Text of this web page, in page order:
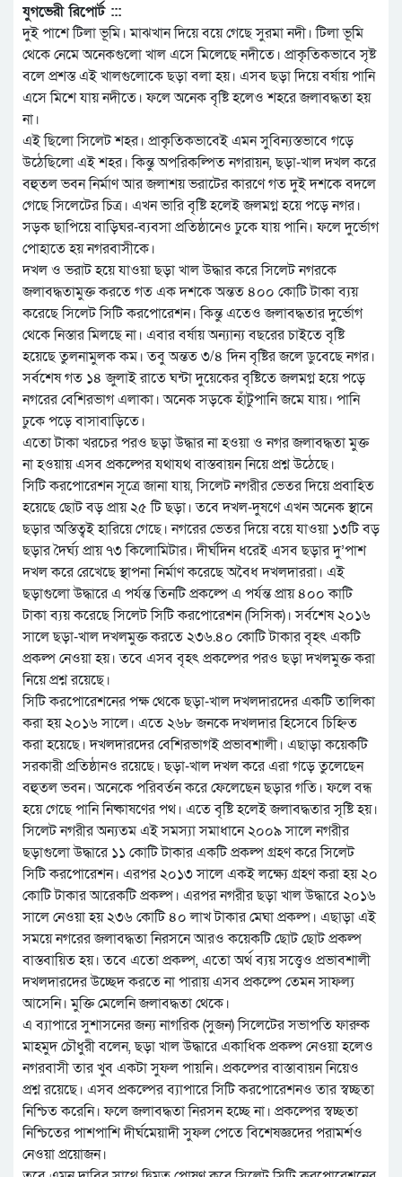
যুগভেরী রিপোর্ট :::
দুই পাশে টিলা ভূমি। মাঝখান দিয়ে বয়ে গেছে সুরমা নদী। টিলা ভূমি
থেকে নেমে অনেকগুলো খাল এসে মিলেছে নদীতে। প্রাকৃতিকভাবে সৃষ্ট
বলে প্রশস্ত এই খালগুলোকে ছড়া বলা হয়। এসব ছড়া দিয়ে বর্ষায় পানি
এসে মিশে যায় নদীতে। ফলে অনেক বৃষ্টি হলেও শহরে জলাবদ্ধতা হয়
না।
এই ছিলো সিলেট শহর। প্রাকৃতিকভাবেই এমন সুবিন্যস্তভাবে গড়ে
উঠেছিলো এই শহর। কিন্তু অপরিকল্পিত নগরায়ন, ছড়া-খাল দখল করে
বহুতল ভবন নির্মাণ আর জলাশয় ভরাটের কারণে গত দুই দশকে বদলে
গেছে সিলেটের চিত্র। এখন ভারি বৃষ্টি হলেই জলমগ্ন হয়ে পড়ে নগর।
সড়ক ছাপিয়ে বাড়িঘর-ব্যবসা প্রতিষ্ঠানেও ঢুকে যায় পানি। ফলে দুর্ভোগ
পোহাতে হয় নগরবাসীকে।
দখল ও ভরাট হয়ে যাওয়া ছড়া খাল উদ্ধার করে সিলেট নগরকে
জলাবদ্ধতামুক্ত করতে গত এক দশকে অন্তত ৪০০ কোটি টাকা ব্যয়
করেছে সিলেট সিটি করপোরেশন। কিন্তু এতেও জলাবদ্ধতার দুর্ভোগ
থেকে নিস্তার মিলছে না। এবার বর্ষায় অন্যান্য বছরের চাইতে বৃষ্টি
হয়েছে তুলনামুলক কম। তবু অন্তত ৩/৪ দিন বৃষ্টির জলে ডুবেছে নগর।
সর্বশেষ গত ১৪ জুলাই রাতে ঘন্টা দুয়েকের বৃষ্টিতে জলমগ্ন হয়ে পড়ে
নগরের বেশিরভাগ এলাকা। অনেক সড়কে হাঁটুপানি জমে যায়। পানি
ঢুকে পড়ে বাসাবাড়িতে।
এতো টাকা খরচের পরও ছড়া উদ্ধার না হওয়া ও নগর জলাবদ্ধতা মুক্ত
না হওয়ায় এসব প্রকল্পের যথাযথ বাস্তবায়ন নিয়ে প্রশ্ন উঠেছে।
সিটি করপোরেশন সূত্রে জানা যায়, সিলেট নগরীর ভেতর দিয়ে প্রবাহিত
হয়েছে ছোট বড় প্রায় ২৫ টি ছড়া। তবে দখল-দুষণে এখন অনেক স্থানে
ছড়ার অস্তিত্বই হারিয়ে গেছে। নগরের ভেতর দিয়ে বয়ে যাওয়া ১৩টি বড়
ছড়ার দৈর্ঘ্য প্রায় ৭৩ কিলোমিটার। দীর্ঘদিন ধরেই এসব ছড়ার দু’পাশ
দখল করে রেখেছে স্থাপনা নির্মাণ করেছে অবৈধ দখলদাররা। এই
ছড়াগুলো উদ্ধারে এ পর্যন্ত তিনটি প্রকল্পে এ পর্যন্ত প্রায় ৪০০ কাটি
টাকা ব্যয় করেছে সিলেট সিটি করপোরেশন (সিসিক)। সর্বশেষ ২০১৬
সালে ছড়া-খাল দখলমুক্ত করতে ২৩৬.৪০ কোটি টাকার বৃহৎ একটি
প্রকল্প নেওয়া হয়। তবে এসব বৃহৎ প্রকল্পের পরও ছড়া দখলমুক্ত করা
নিয়ে প্রশ্ন রয়েছে।
সিটি করপোরেশনের পক্ষ থেকে ছড়া-খাল দখলদারদের একটি তালিকা
করা হয় ২০১৬ সালে। এতে ২৬৮ জনকে দখলদার হিসেবে চিহ্নিত
করা হয়েছে। দখলদারদের বেশিরভাগই প্রভাবশালী। এছাড়া কয়েকটি
সরকারী প্রতিষ্ঠানও রয়েছে। ছড়া-খাল দখল করে এরা গড়ে তুলেছেন
বহুতল ভবন। অনেকে পরিবর্তন করে ফেলেছেন ছড়ার গতি। ফলে বন্ধ
হয়ে গেছে পানি নিষ্কাষণের পথ। এতে বৃষ্টি হলেই জলাবদ্ধতার সৃষ্টি হয়।
সিলেট নগরীর অন্যতম এই সমস্যা সমাধানে ২০০৯ সালে নগরীর
ছড়াগুলো উদ্ধারে ১১ কোটি টাকার একটি প্রকল্প গ্রহণ করে সিলেট
সিটি করপোরেশন। এরপর ২০১৩ সালে একই লক্ষ্যে গ্রহণ করা হয় ২০
কোটি টাকার আরেকটি প্রকল্প। এরপর নগরীর ছড়া খাল উদ্ধারে ২০১৬
সালে নেওয়া হয় ২৩৬ কোটি ৪০ লাখ টাকার মেঘা প্রকল্প। এছাড়া এই
সময়ে নগরের জলাবদ্ধতা নিরসনে আরও কয়েকটি ছোট ছোট প্রকল্প
বাস্তবায়িত হয়। তবে এতো প্রকল্প, এতো অর্থ ব্যয় সত্ত্বেও প্রভাবশালী
দখলদারদের উচ্ছেদ করতে না পারায় এসব প্রকল্পে তেমন সাফল্য
আসেনি। মুক্তি মেলেনি জলাবদ্ধতা থেকে।
এ ব্যাপারে সুশাসনের জন্য নাগরিক (সুজন) সিলেটের সভাপতি ফারুক
মাহমুদ চৌধুরী বলেন, ছড়া খাল উদ্ধারে একাধিক প্রকল্প নেওয়া হলেও
নগরবাসী তার খুব একটা সুফল পায়নি। প্রকল্পের বাস্তাবায়ন নিয়েও
প্রশ্ন রয়েছে। এসব প্রকল্পের ব্যাপারে সিটি করপোরেশনও তার স্বচ্ছতা
নিশ্চিত করেনি। ফলে জলাবদ্ধতা নিরসন হচ্ছে না। প্রকল্পের স্বচ্ছতা
নিশ্চিতের পাশপাশি দীর্ঘমেয়াদী সুফল পেতে বিশেষজ্ঞদের পরামর্শও
নেওয়া প্রয়োজন।